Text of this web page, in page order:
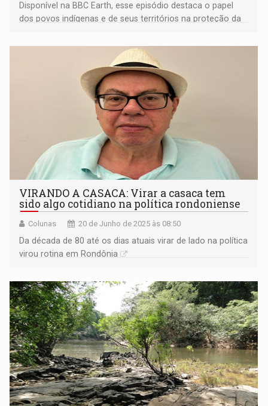
Disponível na BBC Earth, esse episódio destaca o papel
dos povos indígenas e de seus territórios na proteção da
equilíbrio climático.
VIRANDO A CASACA: Virar a casaca tem
sido algo cotidiano na política rondoniense
Colunas 20 de Junho de 2025 às 08:50
Da década de 80 até os dias atuais virar de lado na política
virou rotina em Rondônia